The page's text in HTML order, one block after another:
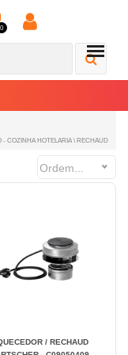
0
- COZINHA HOTELARIA \ RECHAUD
Ordem...
/ RECHAUD